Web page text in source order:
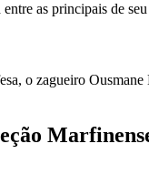
as principais de
o zagueiro